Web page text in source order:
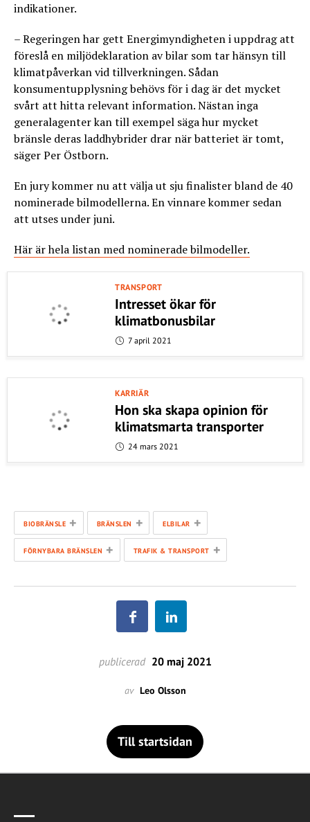
indikationer.
– Regeringen har gett Energimyndigheten i uppdrag att
föreslå en miljödeklaration av bilar som tar hänsyn till
klimatpåverkan vid tillverkningen. Sådan
konsumentupplysning behövs för i dag är det mycket
svårt att hitta relevant information. Nästan inga
generalagenter kan till exempel säga hur mycket
bränsle deras laddhybrider drar när batteriet är tomt,
säger Per Östborn.
En jury kommer nu att välja ut sju finalister bland de 40
nominerade bilmodellerna. En vinnare kommer sedan
att utses under juni.
Här är hela listan med nominerade bilmodeller.
TRANSPORT
Intresset ökar för
klimatbonusbilar
7 april 2021
KARRIÄR
Hon ska skapa opinion för
klimatsmarta transporter
24 mars 2021
BIOBRÄNSLE + BRÄNSLEN + ELBILAR +
FÖRNYBARA BRÄNSLEN + TRAFIK & TRANSPORT +
publicerad 20 maj 2021
av Leo Olsson
Till startsidan